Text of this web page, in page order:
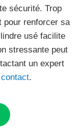
sécurité. Trop
pour renforcer sa
usé facilite
stressante peut
un expert
contact.